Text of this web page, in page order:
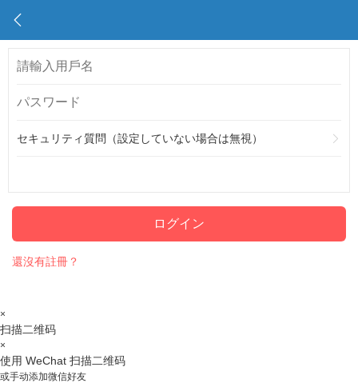
セキュリティ質問（設定していない場合は無視）
ログイン
還沒有註冊？
×
扫描二维码
×
使用 WeChat 扫描二维码
或手动添加微信好友